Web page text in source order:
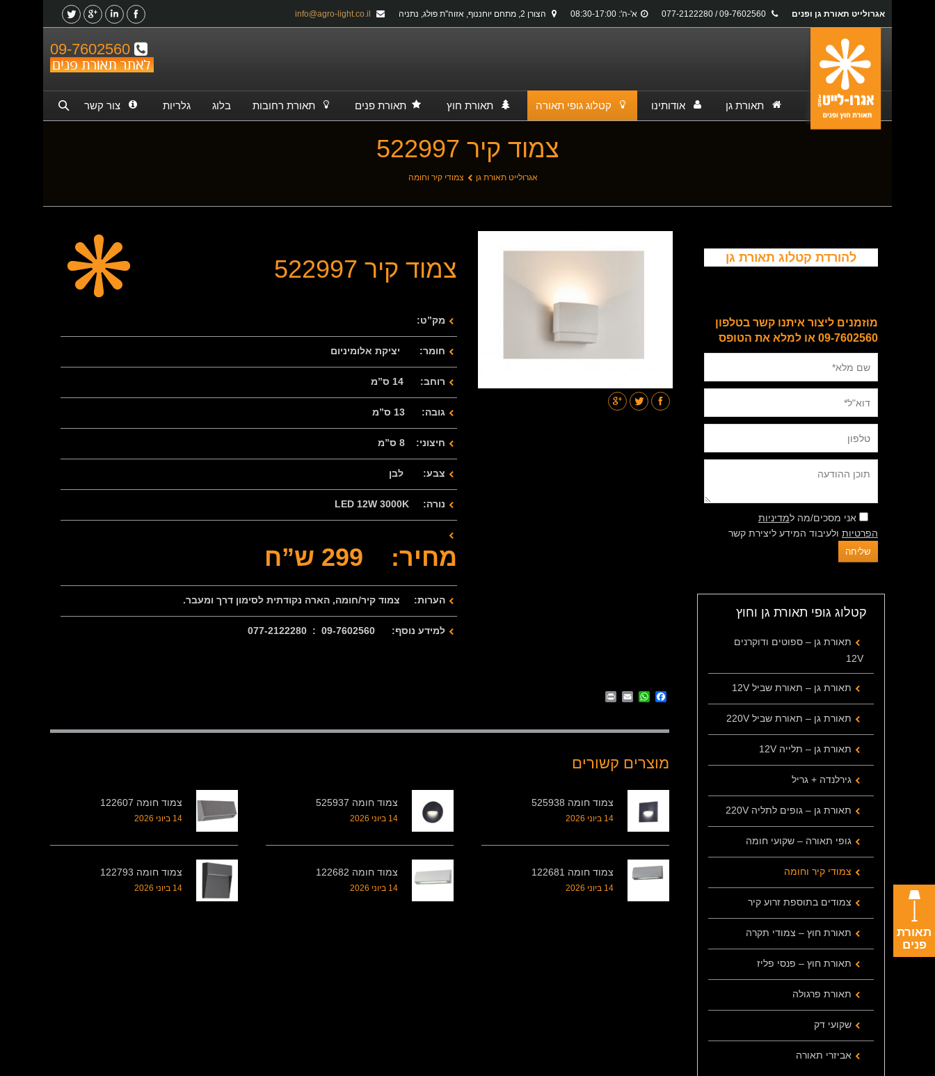
אגרולייט תאורת גן ופנים א'-ה': 08:30-17:00 הצורן 2, מתחם יוחננוף, אזוה''ת פולג, נתניה
תאורת גן אודותינו קטלוג גופי תאורה תאורת חוץ תאורת פנים תאורת רחובות בלוג גלריות צור קשר
צמוד קיר 522997
אגרולייט תאורת גן צמודי קיר וחומה
צמוד קיר 522997
מק”ט:
חומר: יציקת אלומיניום
רוחב: 14 ס”מ
גובה: 13 ס”מ
חיצוני: 8 ס”מ
צבע: לבן
נורה: LED 12W 3000K
מחיר: 299 ש”ח
הערות: צמוד קיר/חומה, הארה נקודתית לסימון דרך ומעבר.
למידע נוסף: 09-7602560 : 077-2122280
Facebook
WhatsApp
Email
מוצרים קשורים
צמוד חומה 525938
14 ביוני 2026
צמוד חומה 525937
14 ביוני 2026
צמוד חומה 122607
14 ביוני 2026
צמוד חומה 122681
14 ביוני 2026
צמוד חומה 122682
14 ביוני 2026
צמוד חומה 122793
14 ביוני 2026
להורדת קטלוג תאורת גן
מוזמנים ליצור איתנו קשר בטלפון
09-7602560 או למלא את הטופס
אני מסכים/מה למדיניות
הפרטיות ולעיבוד המידע ליצירת קשר
קטלוג גופי תאורת גן וחוץ
תאורת גן – ספוטים ודוקרנים
12V
תאורת גן – תאורת שביל 12V
תאורת גן – תאורת שביל 220V
תאורת גן – תלייה 12V
גירלנדה + גריל
תאורת גן – גופים לתליה 220V
גופי תאורה – שקועי חומה
צמודי קיר וחומה
צמודים בתוספת זרוע קיר
תאורת חוץ – צמודי תקרה
תאורת חוץ – פנסי פליז
תאורת פרגולה
שקועי דק
אביזרי תאורה
תאורת
פנים